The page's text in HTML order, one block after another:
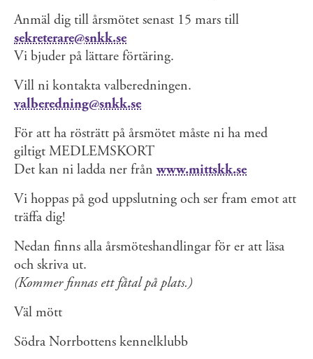
Anmäl dig till årsmötet senast 15 mars till
sekreterare@snkk.se
Vi bjuder på lättare förtäring.
Vill ni kontakta valberedningen.
valberedning@snkk.se
För att ha rösträtt på årsmötet måste ni ha med
giltigt MEDLEMSKORT
Det kan ni ladda ner frånwww.mittskk.se
Vi hoppas på god uppslutning och ser fram emot att
träffa dig!
Nedan finns alla årsmöteshandlingar för er att läsa
och skriva ut.
(Kommer finnas ett fåtal på plats.)
Väl mött
Södra Norrbottens kennelklubb